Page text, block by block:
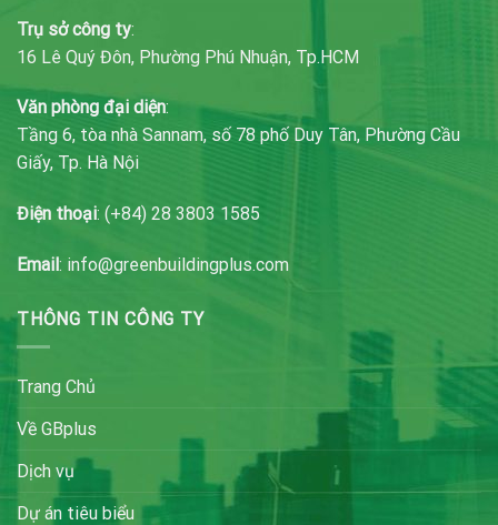
Trụ sở công ty:
16 Lê Quý Đôn, Phường Phú Nhuận, Tp.HCM
Văn phòng đại diện:
Tầng 6, tòa nhà Sannam, số 78 phố Duy Tân, Phường Cầu
Giấy, Tp. Hà Nội
Điện thoại: (+84) 28 3803 1585
Email: info@greenbuildingplus.com
THÔNG TIN CÔNG TY
Trang Chủ
Về GBplus
Dịch vụ
Dự án tiêu biểu